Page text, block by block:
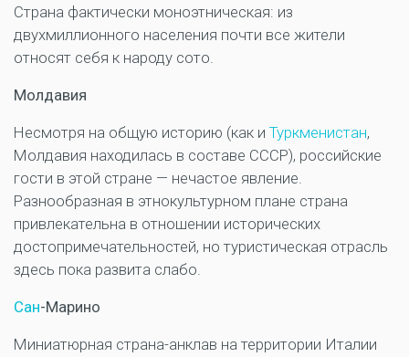
Страна фактически моноэтническая: из
двухмиллионного населения почти все жители
относят себя к народу сото.
Молдавия
Несмотря на общую историю (как и Туркменистан,
Молдавия находилась в составе СССР), российские
гости в этой стране — нечастое явление.
Разнообразная в этнокультурном плане страна
привлекательна в отношении исторических
достопримечательностей, но туристическая отрасль
здесь пока развита слабо.
Сан-Марино
Миниатюрная страна-анклав на территории Италии